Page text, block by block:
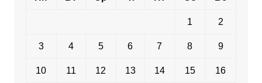
1 2
3 4 5 6 7 8 9
10 11 12 13 14 15 16